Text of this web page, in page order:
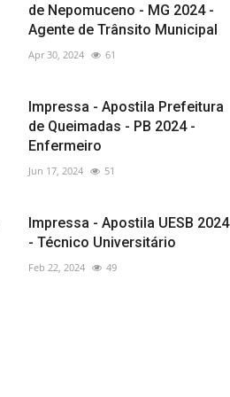
de Nepomuceno - MG 2024 -
Agente de Trânsito Municipal
Apr 30, 2024 61
Impressa - Apostila Prefeitura
de Queimadas - PB 2024 -
Enfermeiro
Jun 17, 2024 51
Impressa - Apostila UESB 2024
- Técnico Universitário
Feb 22, 2024 49